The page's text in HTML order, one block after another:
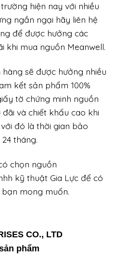
hiện nay với nhiều
ngần ngại hãy liên hệ
để được hưởng các
khi mua nguồn Meanwell.
hàng sẽ được hưởng nhiều
kết sản phẩm 100%
tờ chứng minh nguồn
và chiết khấu cao khi
đó là thời gian bảo
tháng.
chọn nguồn
kỹ thuật Gia Lực để có
mong muốn.
CO., LTD
phẩm